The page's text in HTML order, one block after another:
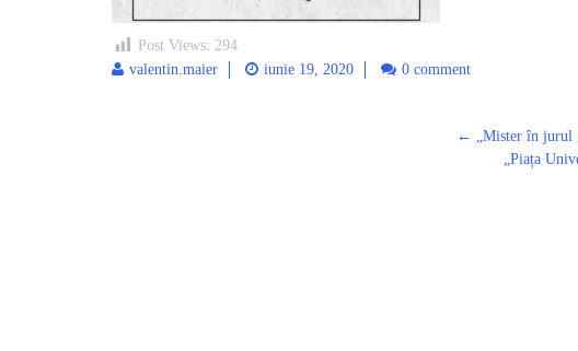
Post Views: 294
valentin.maier
iunie 19, 2020 0 comment
←
„Mister în
„Piața